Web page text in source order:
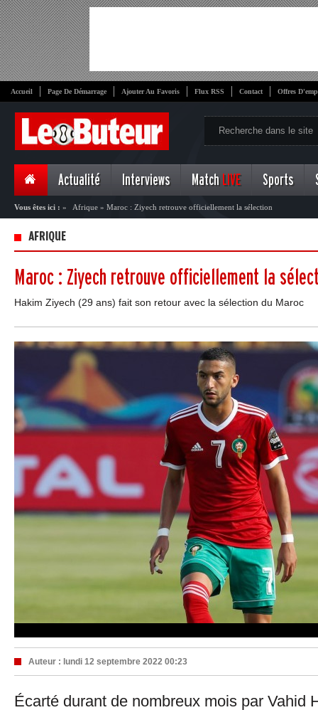
Accueil Page De Démarrage Ajouter Au Favoris Flux RSS Contact Offres
Actualité Interviews Match LIVE Sports
Vous êtes ici : » Afrique » Maroc : Ziyech retrouve officiellement la sélection
AFRIQUE
Maroc : Ziyech retrouve officiellement la
Hakim Ziyech (29 ans) fait son retour avec la sélection du Maroc
Auteur : lundi 12 septembre 2022 00:23
Écarté durant de nombreux mois par Vahid